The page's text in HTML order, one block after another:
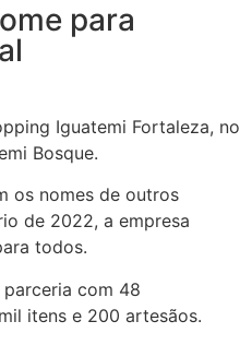
para
Iguatemi Fortaleza, no
Bosque.
os nomes de outros
de 2022, a empresa
todos.
com 48
itens e 200 artesãos.